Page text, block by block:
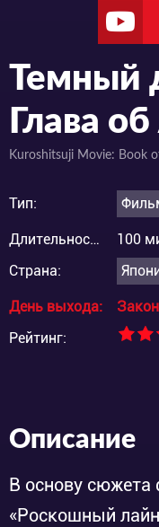
Темный
Глава
Kuroshitsuji Movie: Book
Тип:
Длительность:
100
Страна:
День выхода:
Рейтинг:
Описание
В основу
«Роскошный